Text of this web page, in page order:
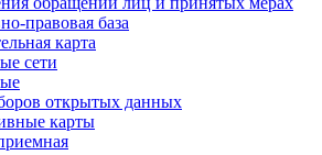
правовая база
карта
сети
открытых данных
карты